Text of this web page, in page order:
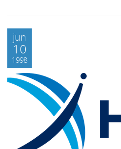
jun
10
1998